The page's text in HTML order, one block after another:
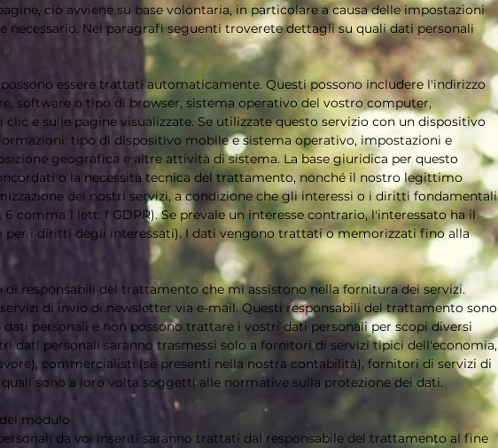
ciò avviene su base volontaria, in particolare a causa delle impostazioni
necessario. Nei paragrafi seguenti troverete dettagli su quali dati personali
essere trattati automaticamente. Questi possono includere l'indirizzo
software o tipo di browser, sistema operativo del vostro computer,
e sulle pagine visualizzate. Se utilizzate questo servizio con un dispositivo
tipo di dispositivo mobile e sistema operativo, impostazioni e
geografica e altre attività di sistema. La base giuridica per questo
o la necessità tecnica del trattamento, nonché il nostro legittimo
dei nostri servizi, a condizione che gli interessi o i diritti fondamentali
comma 1 lett. f GDPR). Se prevale un interesse contrario, l'interessato ha il
i diritti degli interessati). I dati vengono trattati o memorizzati fino alla
responsabili del trattamento che mi assistono nella fornitura dei servizi.
di invio di newsletter via e-mail. Questi responsabili del trattamento sono
personali e non possono trattare i vostri dati personali per scopi diversi
dati personali saranno trasmessi solo a fornitori di servizi tipici dell'economia,
commercialisti (se presenti nella nostra contabilità), fornitori di servizi di
sono a loro volta soggetti alle normative sulla protezione dei dati.
modulo
da voi inseriti saranno trattati dal responsabile del trattamento al fine